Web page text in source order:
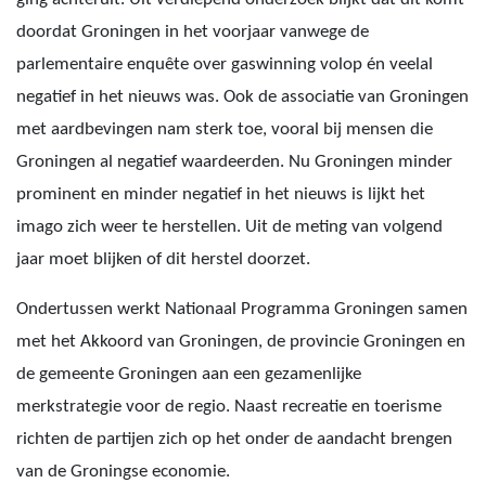
doordat Groningen in het voorjaar vanwege de
parlementaire enquête over gaswinning volop én veelal
negatief in het nieuws was. Ook de associatie van Groningen
met aardbevingen nam sterk toe, vooral bij mensen die
Groningen al negatief waardeerden. Nu Groningen minder
prominent en minder negatief in het nieuws is lijkt het
imago zich weer te herstellen. Uit de meting van volgend
jaar moet blijken of dit herstel doorzet.
Ondertussen werkt Nationaal Programma Groningen samen
met het Akkoord van Groningen, de provincie Groningen en
de gemeente Groningen aan een gezamenlijke
merkstrategie voor de regio. Naast recreatie en toerisme
richten de partijen zich op het onder de aandacht brengen
van de Groningse economie.